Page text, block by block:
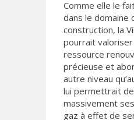
Comme elle le
dans le domaine
construction, la
pourrait
ressource
précieuse et
autre niveau
lui permettrait
massivement
gaz à effet de